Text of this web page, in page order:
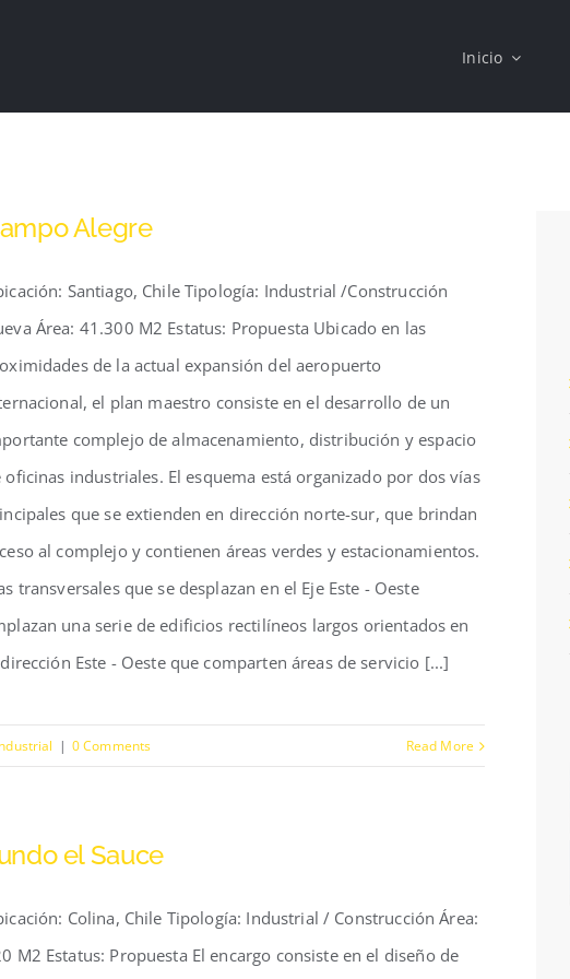
Inicio
Alegre
Santiago, Chile Tipología: Industrial /Construcción
Área: 41.300 M2 Estatus: Propuesta Ubicado en las
de la actual expansión del aeropuerto
el plan maestro consiste en el desarrollo de un
complejo de almacenamiento, distribución y espacio
oficinas industriales. El esquema está organizado por dos vías
que se extienden en dirección norte-sur, que brindan
al complejo y contienen áreas verdes y estacionamientos.
transversales que se desplazan en el Eje Este - Oeste
una serie de edificios rectilíneos largos orientados en
Este - Oeste que comparten áreas de servicio [...]
| 0 Comments Read More
el Sauce
Colina, Chile Tipología: Industrial / Construcción Área:
M2 Estatus: Propuesta El encargo consiste en el diseño de